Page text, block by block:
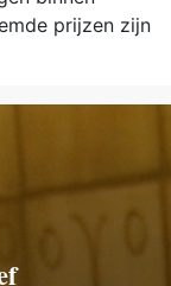
prijzen zijn